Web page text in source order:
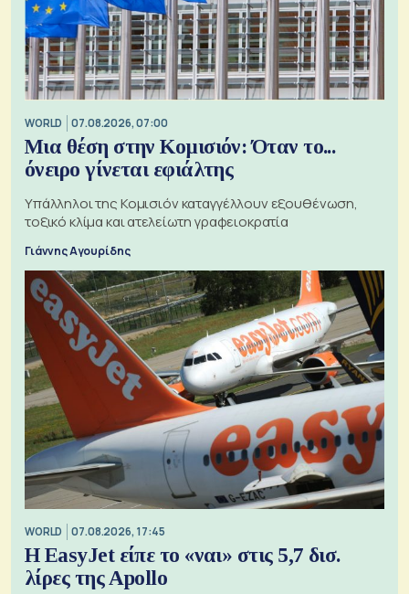
WORLD 07.08.2026, 07:00
Μια θέση στην Κομισιόν: Όταν το...
όνειρο γίνεται εφιάλτης
Υπάλληλοι της Κομισιόν καταγγέλλουν εξουθένωση,
τοξικό κλίμα και ατελείωτη γραφειοκρατία
Γιάννης Αγουρίδης
WORLD 07.08.2026, 17:45
Η EasyJet είπε το «ναι» στις 5,7 δισ.
λίρες της Apollo